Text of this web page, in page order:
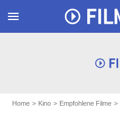
menu
Home Kino Empfohlene Filme